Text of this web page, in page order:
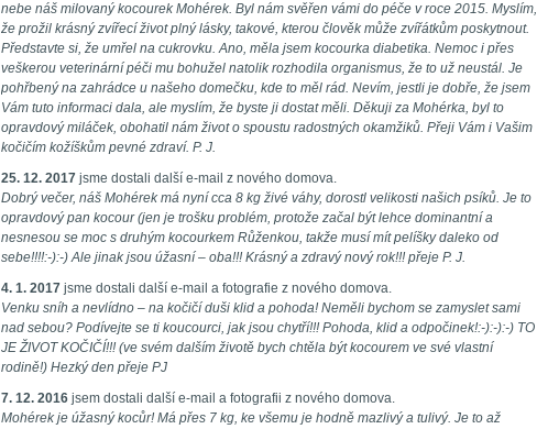
nebe náš milovaný kocourek Mohérek. Byl nám svěřen vámi do péče v roce 2015. Myslím,
že prožil krásný zvířecí život plný lásky, takové, kterou člověk může zvířátkům poskytnout.
Představte si, že umřel na cukrovku. Ano, měla jsem kocourka diabetika. Nemoc i přes
veškerou veterinární péči mu bohužel natolik rozhodila organismus, že to už neustál. Je
pohřbený na zahrádce u našeho domečku, kde to měl rád. Nevím, jestli je dobře, že jsem
Vám tuto informaci dala, ale myslím, že byste ji dostat měli. Děkuji za Mohérka, byl to
opravdový miláček, obohatil nám život o spoustu radostných okamžiků. Přeji Vám i Vašim
kočičím kožíškům pevné zdraví. P. J.
25. 12. 2017 jsme dostali další e-mail z nového domova.
Dobrý večer, náš Mohérek má nyní cca 8 kg živé váhy, dorostl velikosti našich psíků. Je to
opravdový pan kocour (jen je trošku problém, protože začal být lehce dominantní a
nesnesou se moc s druhým kocourkem Růženkou, takže musí mít pelíšky daleko od
sebe!!!!:-):-) Ale jinak jsou úžasní – oba!!! Krásný a zdravý nový rok!!! přeje P. J.
4. 1. 2017 jsme dostali další e-mail a fotografie z nového domova.
Venku sníh a nevlídno – na kočičí duši klid a pohoda! Neměli bychom se zamyslet sami
nad sebou? Podívejte se ti koucourci, jak jsou chytří!!! Pohoda, klid a odpočinek!:-):-):-) TO
JE ŽIVOT KOČIČÍ!!! (ve svém dalším životě bych chtěla být kocourem ve své vlastní
rodině!) Hezký den přeje PJ
7. 12. 2016 jsem dostali další e-mail a fotografii z nového domova.
Mohérek je úžasný kocůr! Má přes 7 kg, ke všemu je hodně mazlivý a tulivý. Je to až